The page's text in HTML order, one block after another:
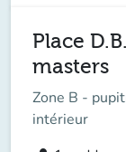
Place
masters
Zone B -
intérieur